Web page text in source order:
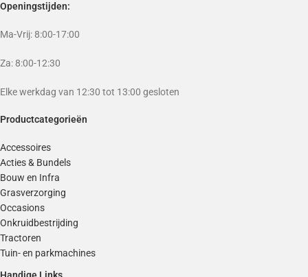
Openingstijden:
Ma-Vrij: 8:00-17:00
Za: 8:00-12:30
Elke werkdag van 12:30 tot 13:00 gesloten
Productcategorieën
Accessoires
Acties & Bundels
Bouw en Infra
Grasverzorging
Occasions
Onkruidbestrijding
Tractoren
Tuin- en parkmachines